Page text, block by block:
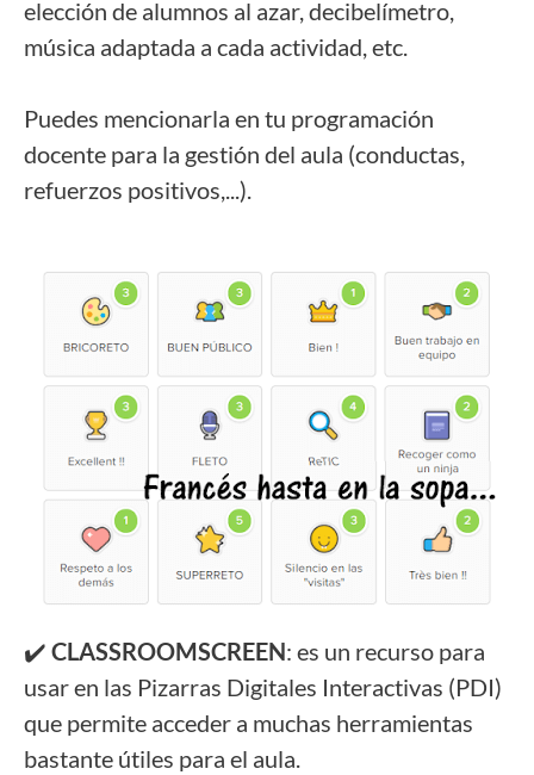
elección de alumnos al azar, decibelímetro,
música adaptada a cada actividad, etc.
Puedes mencionarla en tu programación
docente para la gestión del aula (conductas,
refuerzos positivos,...).
✔️ CLASSROOMSCREEN: es un recurso para
usar en las Pizarras Digitales Interactivas (PDI)
que permite acceder a muchas herramientas
bastante útiles para el aula.